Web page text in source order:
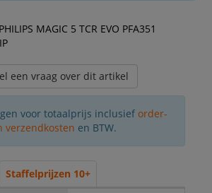
MAGIC 5 TCR EVO PFA351
een vraag over dit artikel
voor totaalprijs inclusief order-
verzendkosten en BTW.
Staffelprijzen 10+